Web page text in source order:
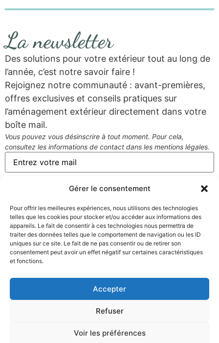
Gérer le consentement
Pour offrir les meilleures expériences, nous utilisons des technologies
telles que les cookies pour stocker et/ou accéder aux informations des
appareils. Le fait de consentir à ces technologies nous permettra de
traiter des données telles que le comportement de navigation ou les ID
uniques sur ce site. Le fait de ne pas consentir ou de retirer son
consentement peut avoir un effet négatif sur certaines caractéristiques
et fonctions.
Accepter
Refuser
Voir les préférences
La newsletter
Des solutions pour votre extérieur tout au long de
l’année, c’est notre savoir faire !
Rejoignez notre communauté : avant-premières,
offres exclusives et conseils pratiques sur
l’aménagement extérieur directement dans votre
boîte mail.
Vous pouvez vous désinscrire à tout moment. Pour cela,
consultez les informations de contact dans les mentions légales.
Expédition
sous 72h
Service client
Paiement sécurisé